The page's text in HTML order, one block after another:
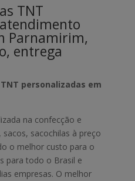
TNT
Parnamirim,
entrega
personalizadas em
na confecção e
sacochilas à preço
o melhor custo para o
para todo o Brasil e
empresas. O melhor